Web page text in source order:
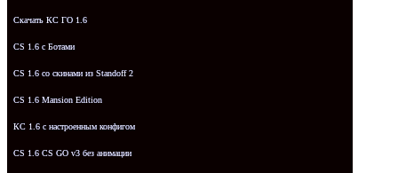
Скачать КС ГО 1.6
CS 1.6 с Ботами
CS 1.6 со скинами из Standoff 2
CS 1.6 Mansion Edition
КС 1.6 с настроенным конфигом
CS 1.6 CS GO v3 без анимации